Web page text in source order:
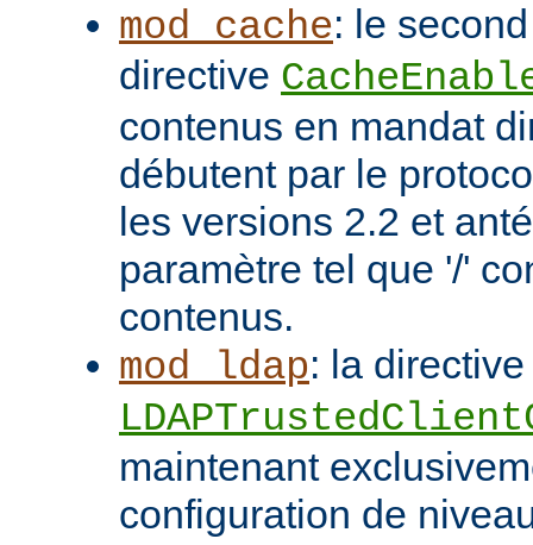
mod_cache: le
directive
contenus en mandat
débutent par le
les versions 2.2 et
paramètre tel que '/'
contenus.
mod_ldap: la directive
maintenant
configuration de